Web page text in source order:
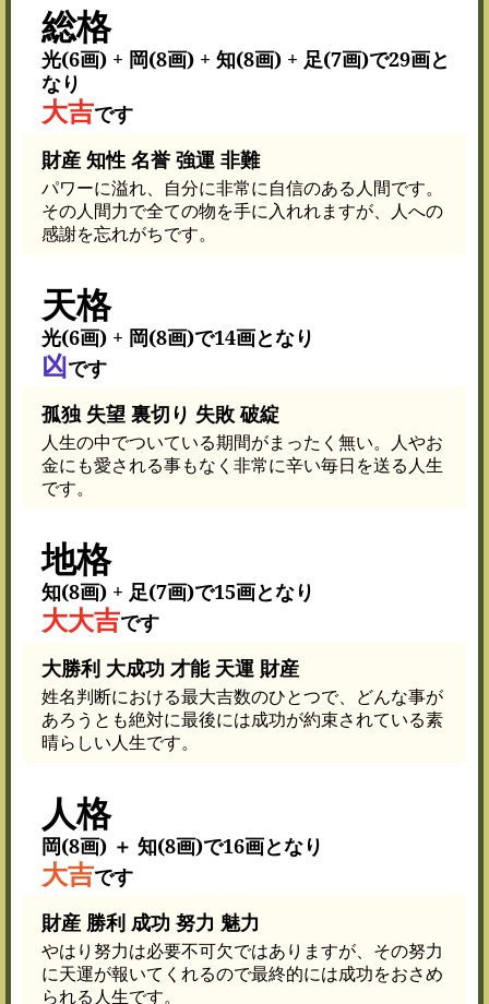
総格
光(6画) + 岡(8画) + 知(8画) + 足(7画)で29画と
なり
大吉です
財産 知性 名誉 強運 非難
パワーに溢れ、自分に非常に自信のある人間です。
その人間力で全ての物を手に入れれますが、人への
感謝を忘れがちです。
天格
光(6画) + 岡(8画)で14画となり
凶です
孤独 失望 裏切り 失敗 破綻
人生の中でついている期間がまったく無い。人やお
金にも愛される事もなく非常に辛い毎日を送る人生
です。
地格
知(8画) + 足(7画)で15画となり
大大吉です
大勝利 大成功 才能 天運 財産
姓名判断における最大吉数のひとつで、どんな事が
あろうとも絶対に最後には成功が約束されている素
晴らしい人生です。
人格
岡(8画) ＋ 知(8画)で16画となり
大吉です
財産 勝利 成功 努力 魅力
やはり努力は必要不可欠ではありますが、その努力
に天運が報いてくれるので最終的には成功をおさめ
られる人生です。